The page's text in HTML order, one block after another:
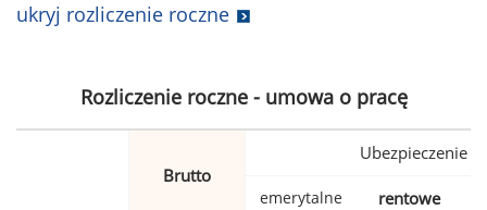
ukryj rozliczenie roczne
Rozliczenie roczne - umowa o pracę
Brutto
Ubezpieczenie
emerytalne rentowe